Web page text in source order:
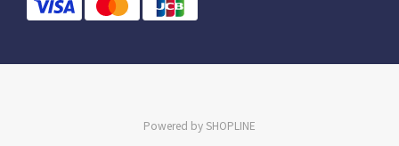
Powered by SHOPLINE